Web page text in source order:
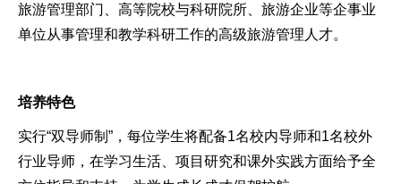
旅游管理部门、高等院校与科研院所、旅游企业等企事业
单位从事管理和教学科研工作的高级旅游管理人才。
培养特色
实行“双导师制”，每位学生将配备1名校内导师和1名校外
行业导师，在学习生活、项目研究和课外实践方面给予全